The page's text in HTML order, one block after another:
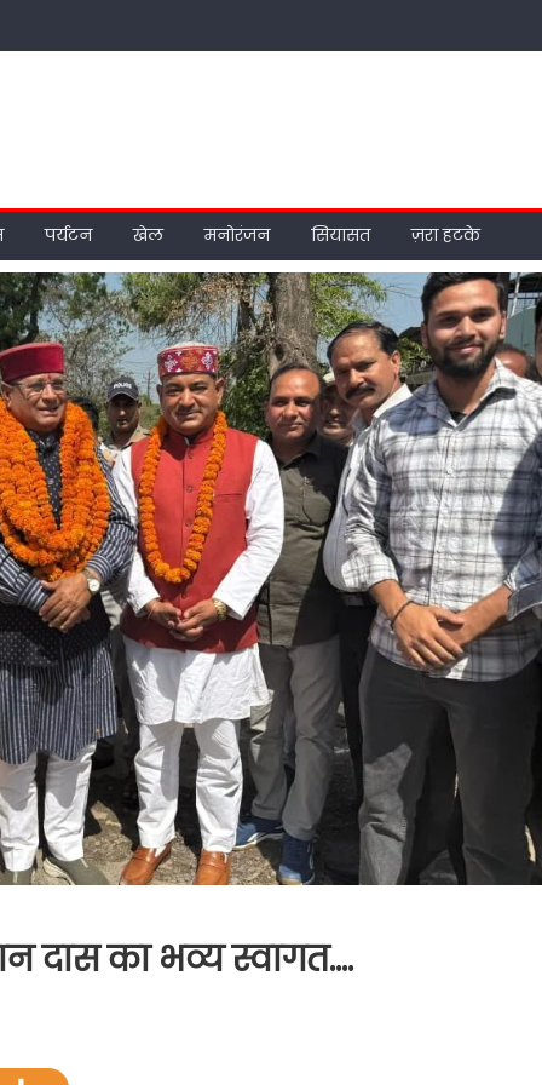
पर्यटन खेल मनोरंजन सियासत ज़रा हटके
दास का भव्य स्वागत….